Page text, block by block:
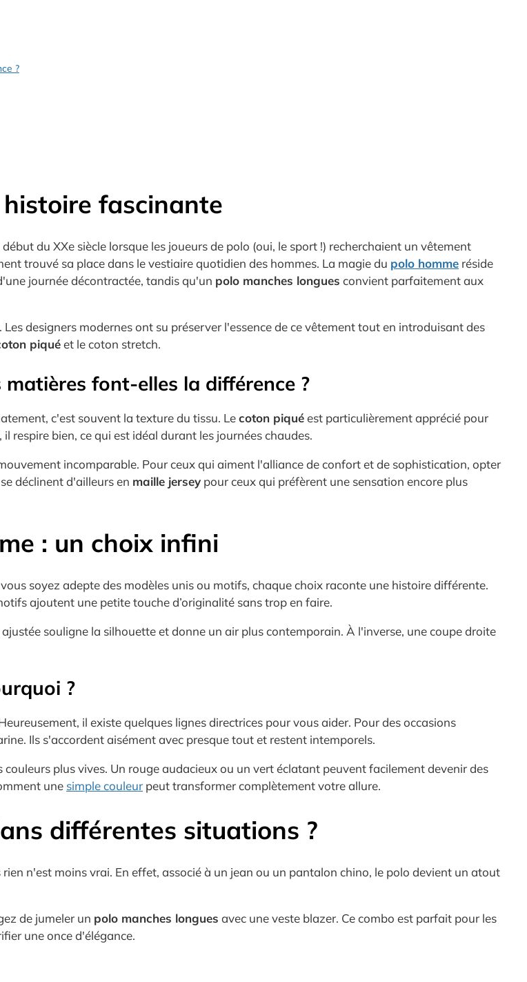
?
fascinante
du XXe siècle lorsque les joueurs de polo (oui, le sport !) recherchaient un vêtement
trouvé sa place dans le vestiaire quotidien des hommes. La magie du polo homme réside
journée décontractée, tandis qu'un polo manches longues convient parfaitement aux
designers modernes ont su préserver l'essence de ce vêtement tout en introduisant des
piquéet le coton stretch.
font-elles la différence ?
c'est souvent la texture du tissu. Lecoton piquéest particulièrement apprécié pour
respire bien, ce qui est idéal durant les journées chaudes.
incomparable. Pour ceux qui aiment l'alliance de confort et de sophistication, opter
déclinent d'ailleurs en maille jersey pour ceux qui préfèrent une sensation encore plus
: un choix infini
soyez adepte des modèles unis ou motifs, chaque choix raconte une histoire différente.
ajoutent une petite touche d’originalité sans trop en faire.
souligne la silhouette et donne un air plus contemporain. À l'inverse, une coupe droite
?
il existe quelques lignes directrices pour vous aider. Pour des occasions
Ils s'accordent aisément avec presque tout et restent intemporels.
plus vives. Un rouge audacieux ou un vert éclatant peuvent facilement devenir des
une simple couleur peut transformer complètement votre allure.
différentes situations ?
n'est moins vrai. En effet, associé à un jean ou un pantalon chino, le polo devient un atout
de jumeler un polo manches longues avec une veste blazer. Ce combo est parfait pour les
une once d'élégance.